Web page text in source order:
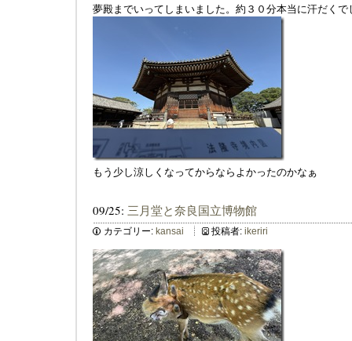
夢殿までいってしまいました。約３０分本当に汗だくで
もう少し涼しくなってからならよかったのかなぁ
09/25: 三月堂と奈良国立博物館
カテゴリー: kansai 投稿者: ikeriri